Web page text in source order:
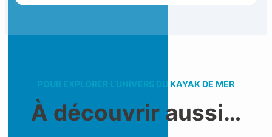
POUR EXPLORER L’UNIVERS DU KAYAK DE MER
À découvrir aussi…